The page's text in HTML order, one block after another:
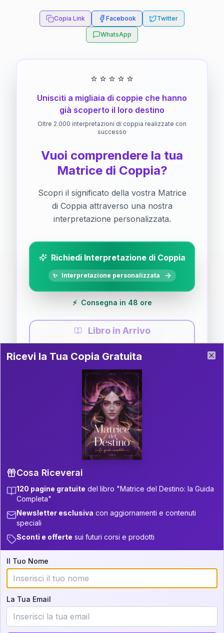
Copia Link Facebook Twitter
WhatsApp
⭐ ⭐ ⭐ ⭐ ⭐
Unisciti a migliaia di coppie che hanno
già scoperto il loro destino
Oltre 2.000 interpretazioni di coppia realizzate con
successo
Vuoi comprendere la tua
Matrice di Coppia?
Scopri il significato della vostra Matrice
di Coppia attraverso una nostra
interpretazione personalizzata.
Richiedi Interpretazione di Coppia
✨ Interpretazione personalizzata
⚡ Consegna in 48 ore
Libro in Arrivo
Guida completa di Coppia
Il libro è in fase di scrittura. Iscriviti alla newsletter
per ricevere aggiornamenti!
P.S. Interpretazione parziale
gratuita
Scorri più in basso per vedere
un'interpretazione parziale gratuita della tua
Iscriviti alla newsletter per ricevere
aggiornamenti quando sarà disponibile.
Cosa scoprirete nella vostra
interpretazione:
💕 Come rafforzare la vostra unione
Ricevi la Tua Copia Gratuita del Libro
Ricevi la Tua Copia Gratuita
Cosa Riceverai
120 pagine gratuite del libro "Matrice del Destino: la Guida
Completa"
Newsletter esclusiva con aggiornamenti e contenuti
speciali
Sconti e offerte sui futuri corsi e prodotti
Il Tuo Nome
La Tua Email